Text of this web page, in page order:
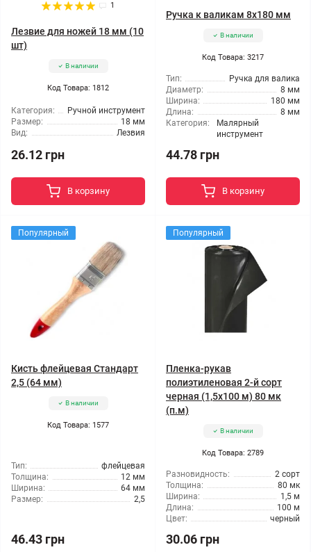
1
Лезвие для ножей 18 мм (10
шт)
В наличии
Код Товара: 1812
Категория:
Ручной инструмент
Размер:
18 мм
Вид:
Лезвия
26.12 грн
В корзину
Ручка к валикам 8x180 мм
В наличии
Код Товара: 3217
Тип:
Ручка для валика
Диаметр:
8 мм
Ширина:
180 мм
Длина:
8 мм
Категория:
Малярный
инструмент
44.78 грн
В корзину
Популярный
Кисть флейцевая Стандарт
2,5 (64 мм)
В наличии
Код Товара: 1577
Тип:
флейцевая
Толщина:
12 мм
Ширина:
64 мм
Размер:
2,5
46.43 грн
Популярный
Пленка-рукав
полиэтиленовая 2-й сорт
черная (1,5x100 м) 80 мк
(п.м)
В наличии
Код Товара: 2789
Разновидность:
2 сорт
Толщина:
80 мк
Ширина:
1,5 м
Длина:
100 м
Цвет:
черный
30.06 грн